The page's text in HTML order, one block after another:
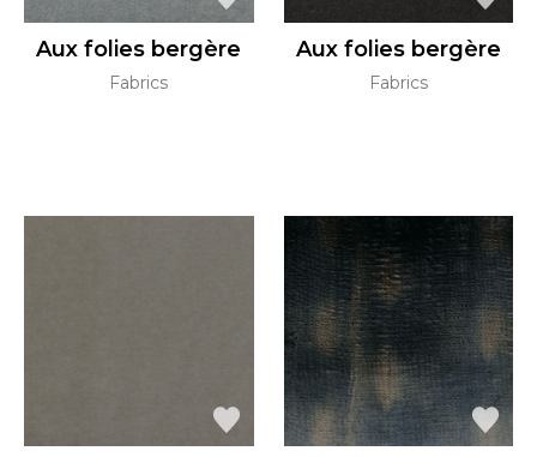
Aux folies bergère
Fabrics
Aux folies bergère
Fabrics